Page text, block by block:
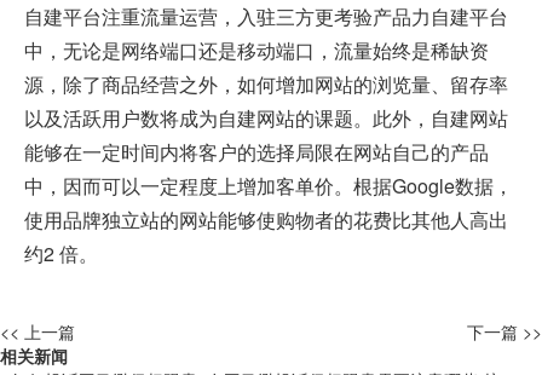
自建平台注重流量运营，入驻三方更考验产品力自建平台
中，无论是网络端口还是移动端口，流量始终是稀缺资
源，除了商品经营之外，如何增加网站的浏览量、留存率
以及活跃用户数将成为自建网站的课题。此外，自建网站
能够在一定时间内将客户的选择局限在网站自己的产品
中，因而可以一定程度上增加客单价。根据Google数据，
使用品牌独立站的网站能够使购物者的花费比其他人高出
约2 倍。
<< 上一篇
下一篇 >>
相关新闻